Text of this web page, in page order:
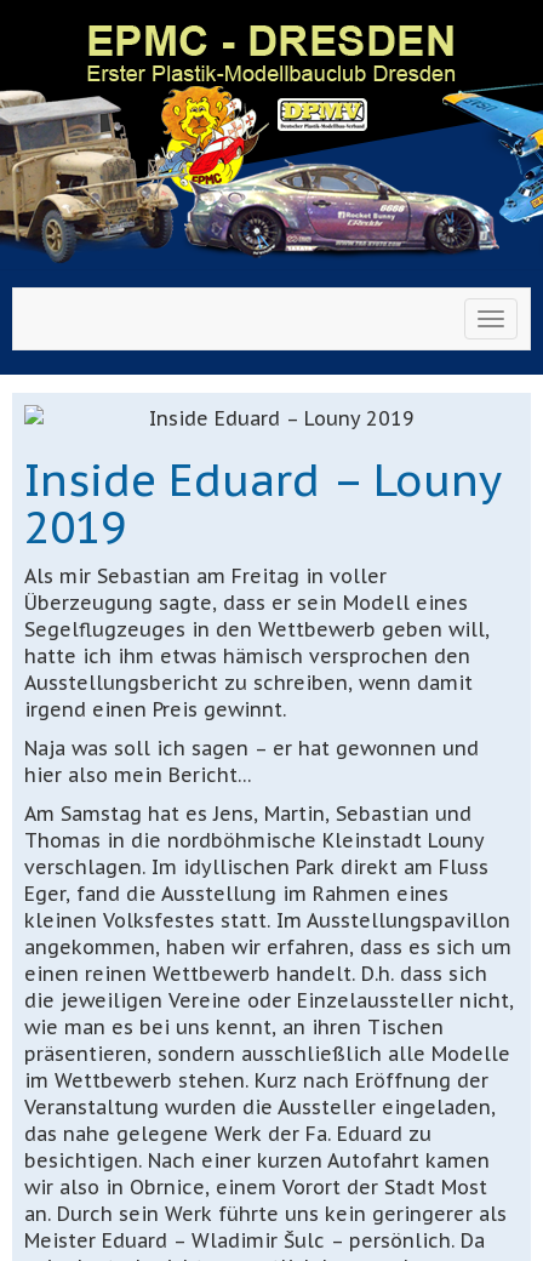
Inside Eduard – Louny
2019
Als mir Sebastian am Freitag in voller
Überzeugung sagte, dass er sein Modell eines
Segelflugzeuges in den Wettbewerb geben will,
hatte ich ihm etwas hämisch versprochen den
Ausstellungsbericht zu schreiben, wenn damit
irgend einen Preis gewinnt.
Naja was soll ich sagen – er hat gewonnen und
hier also mein Bericht…
Am Samstag hat es Jens, Martin, Sebastian und
Thomas in die nordböhmische Kleinstadt Louny
verschlagen. Im idyllischen Park direkt am Fluss
Eger, fand die Ausstellung im Rahmen eines
kleinen Volksfestes statt. Im Ausstellungspavillon
angekommen, haben wir erfahren, dass es sich um
einen reinen Wettbewerb handelt. D.h. dass sich
die jeweiligen Vereine oder Einzelaussteller nicht,
wie man es bei uns kennt, an ihren Tischen
präsentieren, sondern ausschließlich alle Modelle
im Wettbewerb stehen. Kurz nach Eröffnung der
Veranstaltung wurden die Aussteller eingeladen,
das nahe gelegene Werk der Fa. Eduard zu
besichtigen. Nach einer kurzen Autofahrt kamen
wir also in Obrnice, einem Vorort der Stadt Most
an. Durch sein Werk führte uns kein geringerer als
Meister Eduard – Wladimir Šulc – persönlich. Da